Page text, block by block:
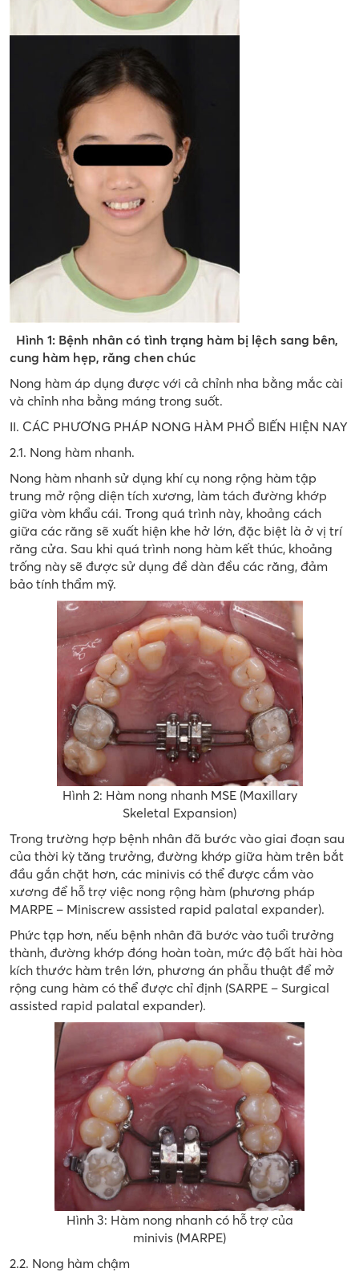
Hình 1: Bệnh nhân có tình trạng hàm bị lệch sang bên,
cung hàm hẹp, răng chen chúc
Nong hàm áp dụng được với cả chỉnh nha bằng mắc cài
và chỉnh nha bằng máng trong suốt.
II. CÁC PHƯƠNG PHÁP NONG HÀM PHỔ BIẾN HIỆN NAY
2.1. Nong hàm nhanh.
Nong hàm nhanh sử dụng khí cụ nong rộng hàm tập
trung mở rộng diện tích xương, làm tách đường khớp
giữa vòm khẩu cái. Trong quá trình này, khoảng cách
giữa các răng sẽ xuất hiện khe hở lớn, đặc biệt là ở vị trí
răng cửa. Sau khi quá trình nong hàm kết thúc, khoảng
trống này sẽ được sử dụng đề dàn đều các răng, đảm
bảo tính thẩm mỹ.
Hình 2: Hàm nong nhanh MSE (Maxillary
Skeletal Expansion)
Trong trường hợp bệnh nhân đã bước vào giai đoạn sau
của thời kỳ tăng trưởng, đường khớp giữa hàm trên bắt
đầu gắn chặt hơn, các minivis có thể được cắm vào
xương để hỗ trợ việc nong rộng hàm (phương pháp
MARPE – Miniscrew assisted rapid palatal expander).
Phức tạp hơn, nếu bệnh nhân đã bước vào tuổi trưởng
thành, đường khớp đóng hoàn toàn, mức độ bất hài hòa
kích thước hàm trên lớn, phương án phẫu thuật để mở
rộng cung hàm có thể được chỉ định (SARPE – Surgical
assisted rapid palatal expander).
Hình 3: Hàm nong nhanh có hỗ trợ của
minivis (MARPE)
2.2. Nong hàm chậm